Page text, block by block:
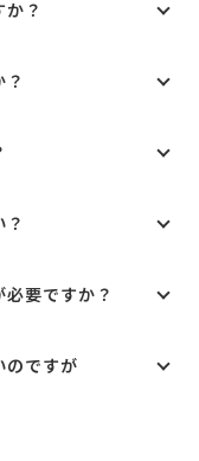
？
要ですか？
のですが